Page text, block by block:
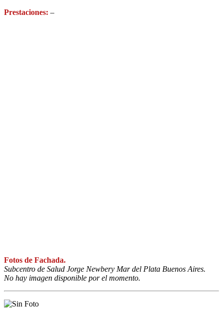
Prestaciones: –
Fotos de Fachada.
Subcentro de Salud Jorge Newbery Mar del Plata Buenos Aires.
No hay imagen disponible por el momento.